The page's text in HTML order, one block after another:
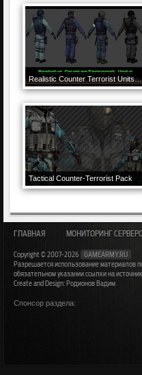
Realistic Counter Terrorist Units Pack
Tactical Counter-Terrorist Pack
ГЛАВНАЯ МОНИТОРИНГ
Copyright © 2007-2026
GAMEARMY.RU
Разрешается использование материалов
обязательном указании ссылки на источник
Create and Design: Родионов Вадим
Спонсор раздела: